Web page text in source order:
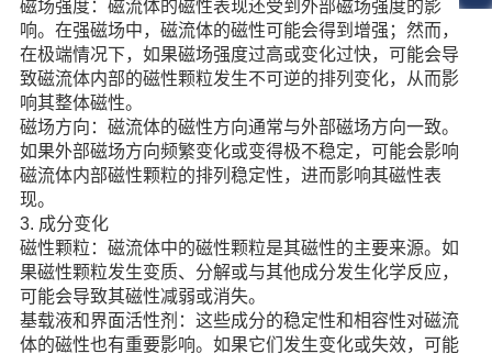
磁场强度：磁流体的磁性表现还受到外部磁场强度的影
响。在强磁场中，磁流体的磁性可能会得到增强；然而，
在极端情况下，如果磁场强度过高或变化过快，可能会导
致磁流体内部的磁性颗粒发生不可逆的排列变化，从而影
响其整体磁性。
磁场方向：磁流体的磁性方向通常与外部磁场方向一致。
如果外部磁场方向频繁变化或变得极不稳定，可能会影响
磁流体内部磁性颗粒的排列稳定性，进而影响其磁性表
现。
3. 成分变化
磁性颗粒：磁流体中的磁性颗粒是其磁性的主要来源。如
果磁性颗粒发生变质、分解或与其他成分发生化学反应，
可能会导致其磁性减弱或消失。
基载液和界面活性剂：这些成分的稳定性和相容性对磁流
体的磁性也有重要影响。如果它们发生变化或失效，可能